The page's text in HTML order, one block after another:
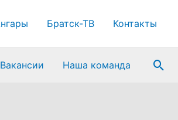
Братск-ТВ Контакты
Вакансии Наша команда